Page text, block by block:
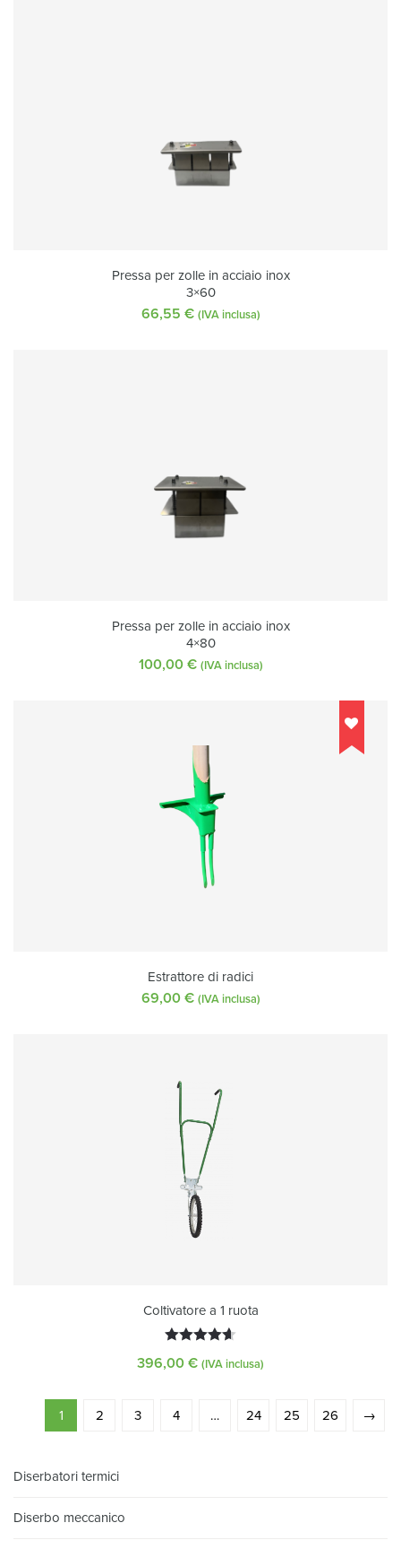
Pressa per zolle in acciaio inox
3×60
66,55 € (IVA inclusa)
Pressa per zolle in acciaio inox
4×80
100,00 € (IVA inclusa)
Estrattore di radici
69,00 € (IVA inclusa)
Coltivatore a 1 ruota
396,00 € (IVA inclusa)
1 2 3 4 … 24 25 26 →
Diserbatori termici
Diserbo meccanico